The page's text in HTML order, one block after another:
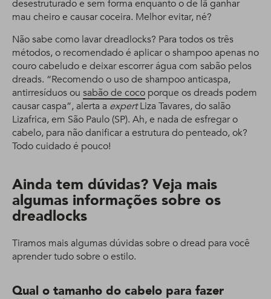
desestruturado e sem forma enquanto o de lã ganhar
mau cheiro e causar coceira. Melhor evitar, né?
Não sabe como lavar dreadlocks? Para todos os três
métodos, o recomendado é aplicar o shampoo apenas no
couro cabeludo e deixar escorrer água com sabão pelos
dreads. “Recomendo o uso de shampoo anticaspa,
antirresíduos ou sabão de coco porque os dreads podem
causar caspa”, alerta a expertLiza Tavares, do salão
Lizafrica, em São Paulo (SP). Ah, e nada de esfregar o
cabelo, para não danificar a estrutura do penteado, ok?
Todo cuidado é pouco!
Ainda tem dúvidas? Veja mais
algumas informações sobre os
dreadlocks
Tiramos mais algumas dúvidas sobre o dread para você
aprender tudo sobre o estilo.
Qual o tamanho do cabelo para fazer